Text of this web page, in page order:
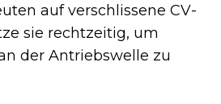
auf verschlissene CV-
sie rechtzeitig, um
der Antriebswelle zu